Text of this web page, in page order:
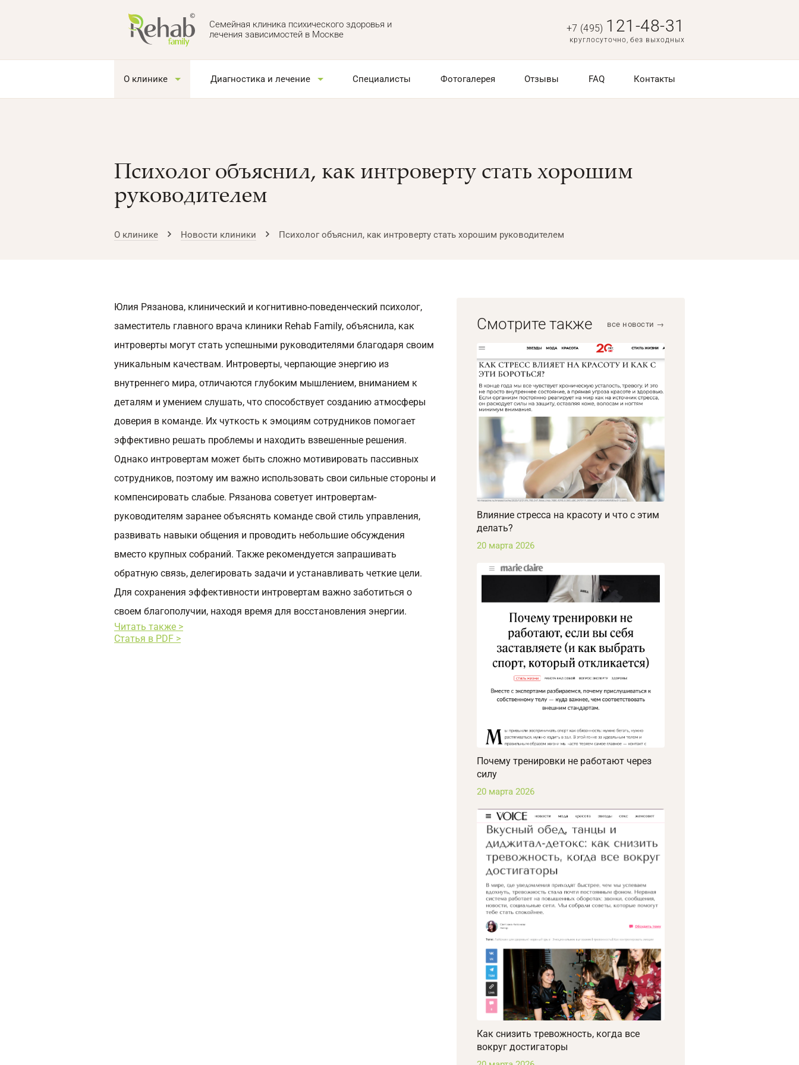
Семейная клиника психического здоровья и
лечения зависимостей в Москве
+7 (495) 121-48-31
круглосуточно, без выходных
О клинике Диагностика и лечение Специалисты Фотогалерея Отзывы FAQ Контакты
Психолог объяснил, как интроверту стать хорошим
руководителем
О клинике Новости клиники Психолог объяснил, как интроверту стать хорошим руководителем
Юлия Рязанова, клинический и когнитивно-поведенческий психолог,
заместитель главного врача клиники Rehab Family, объяснила, как
интроверты могут стать успешными руководителями благодаря своим
уникальным качествам. Интроверты, черпающие энергию из
внутреннего мира, отличаются глубоким мышлением, вниманием к
деталям и умением слушать, что способствует созданию атмосферы
доверия в команде. Их чуткость к эмоциям сотрудников помогает
эффективно решать проблемы и находить взвешенные решения.
Однако интровертам может быть сложно мотивировать пассивных
сотрудников, поэтому им важно использовать свои сильные стороны и
компенсировать слабые. Рязанова советует интровертам-
руководителям заранее объяснять команде свой стиль управления,
развивать навыки общения и проводить небольшие обсуждения
вместо крупных собраний. Также рекомендуется запрашивать
обратную связь, делегировать задачи и устанавливать четкие цели.
Для сохранения эффективности интровертам важно заботиться о
своем благополучии, находя время для восстановления энергии.
Читать также >
Статья в PDF >
Смотрите также все новости →
Влияние стресса на красоту и что с этим
делать?
20 марта 2026
Почему тренировки не работают через
силу
20 марта 2026
Как снизить тревожность, когда все
вокруг достигаторы